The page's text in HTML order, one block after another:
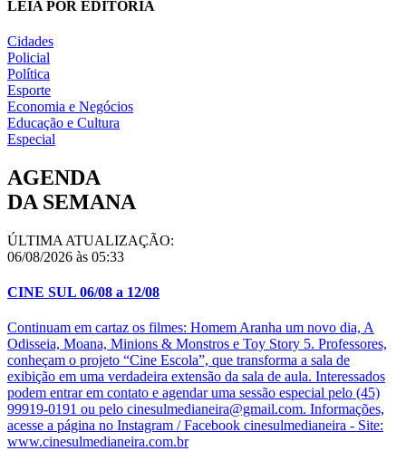
LEIA POR EDITORIA
Cidades
Policial
Política
Esporte
Economia e Negócios
Educação e Cultura
Especial
AGENDA
DA SEMANA
ÚLTIMA ATUALIZAÇÃO:
06/08/2026 às 05:33
CINE SUL 06/08 a 12/08
Continuam em cartaz os filmes: Homem Aranha um novo dia, A
Odisseia, Moana, Minions & Monstros e Toy Story 5. Professores,
conheçam o projeto “Cine Escola”, que transforma a sala de
exibição em uma verdadeira extensão da sala de aula. Interessados
podem entrar em contato e agendar uma sessão especial pelo (45)
99919-0191 ou pelo cinesulmedianeira@gmail.com. Informações,
acesse a página no Instagram / Facebook cinesulmedianeira - Site:
www.cinesulmedianeira.com.br